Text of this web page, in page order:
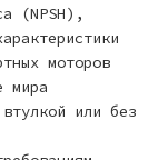
(NPSH),
моторов
мира
или без